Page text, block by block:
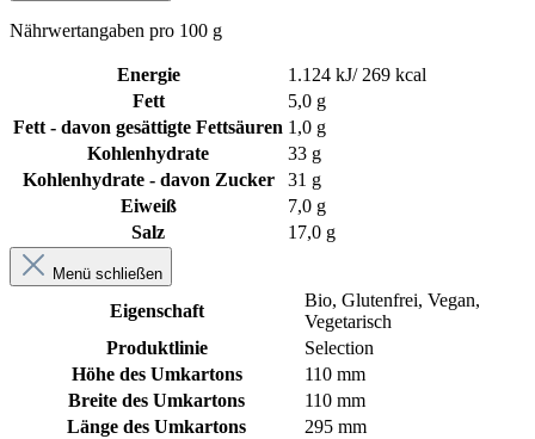
Nährwertangaben pro 100 g
Energie
1.124 kJ/ 269 kcal
Fett
5,0 g
Fett - davon gesättigte Fettsäuren 1,0 g
Kohlenhydrate
33 g
Kohlenhydrate - davon Zucker
31 g
Eiweiß
7,0 g
Salz
17,0 g
Menü schließen
Eigenschaft
Bio, Glutenfrei, Vegan,
Vegetarisch
Produktlinie
Selection
Höhe des Umkartons
110 mm
Breite des Umkartons
110 mm
Länge des Umkartons
295 mm